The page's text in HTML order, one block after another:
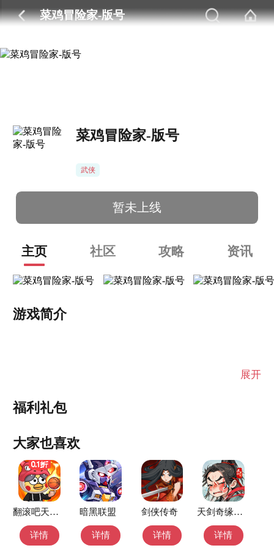
菜鸡冒险家-版号
菜鸡冒险家-版号
武侠
暂未上线
主页 社区 攻略 资讯
游戏简介
展开
福利礼包
大家也喜欢
翻滚吧天神（0.1折）
详情
暗黑联盟
详情
剑侠传奇
详情
天剑奇缘-天玑服
详情